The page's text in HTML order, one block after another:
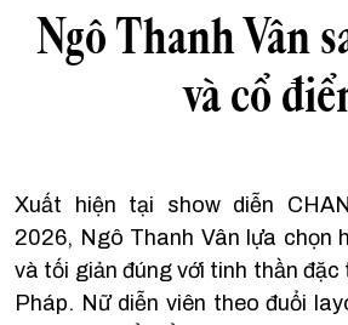
Ngô Thanh Vân
và cổ
Xuất hiện tại show diễn
2026, Ngô Thanh Vân lựa chọn
và tối giản đúng với tinh thần
Pháp. Nữ diễn viên theo đuổi